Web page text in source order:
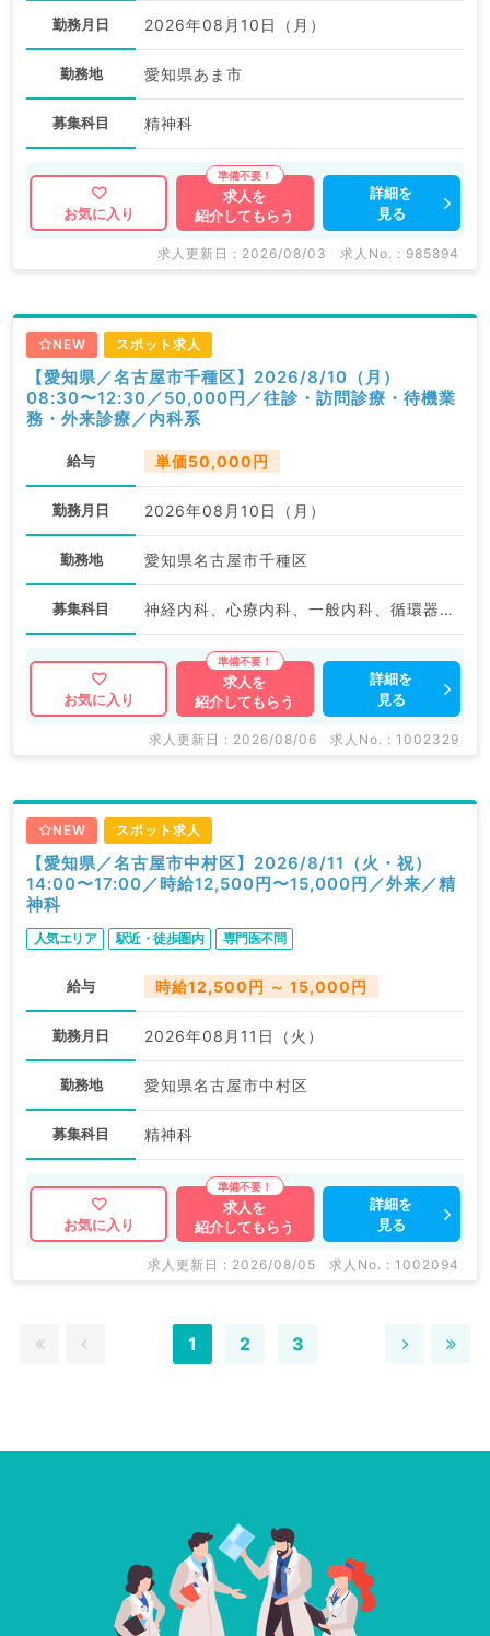
勤務月日 2026年08月10日（月）
勤務地 愛知県あま市
募集科目 精神科
お気に入り
求人を
紹介してもらう
詳細を
見る
求人更新日 : 2026/08/03 求人No. : 985894
NEW スポット求人
【愛知県／名古屋市千種区】2026/8/10（月）
08:30〜12:30／50,000円／往診・訪問診療・待機業
務・外来診療／内科系
給与 単価50,000円
勤務月日 2026年08月10日（月）
勤務地 愛知県名古屋市千種区
募集科目 神経内科、心療内科、一般内科、循環器内科、呼吸器内科、消化器内科、内分泌・代謝内科、腎臓内科、血液内科、膠原病科
お気に入り
求人を
紹介してもらう
詳細を
見る
求人更新日 : 2026/08/06 求人No. : 1002329
NEW スポット求人
【愛知県／名古屋市中村区】2026/8/11（火・祝）
14:00〜17:00／時給12,500円〜15,000円／外来／精
神科
人気エリア 駅近・徒歩圏内 専門医不問
給与 時給12,500円 ～ 15,000円
勤務月日 2026年08月11日（火）
勤務地 愛知県名古屋市中村区
募集科目 精神科
お気に入り
求人を
紹介してもらう
詳細を
見る
求人更新日 : 2026/08/05 求人No. : 1002094
1 2 3